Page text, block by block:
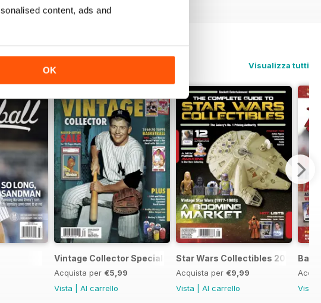
content, ads and
OK Visualizza tutti
Vintage Collector Special-2 2015
Acquista per €5,99
Vista
Al carrello
Star Wars Collectibles 2015
Acquista per €9,99
Vista
Al carrello
Vista